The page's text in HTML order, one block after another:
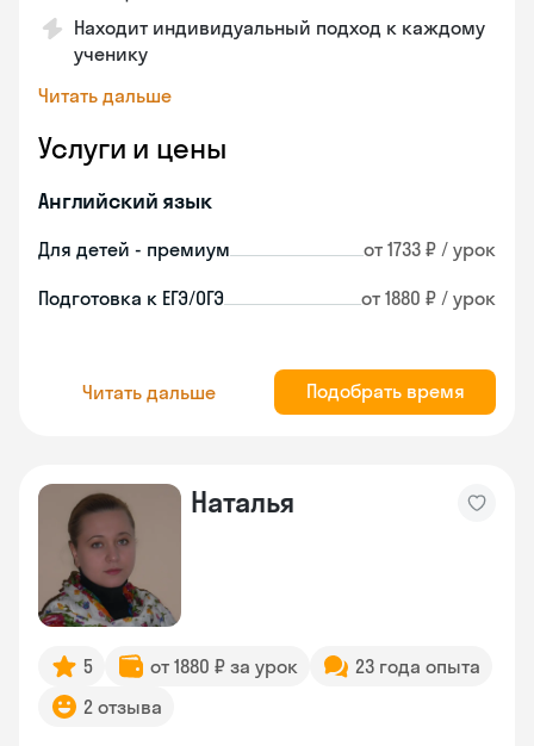
Находит индивидуальный подход к каждому
ученику
Читать дальше
Услуги и цены
Английский язык
Для детей - премиум от 1733 ₽ / урок
Подготовка к ЕГЭ/ОГЭ от 1880 ₽ / урок
Читать дальше Подобрать время
Наталья
5 от 1880 ₽ за урок
23 года опыта
2 отзыва